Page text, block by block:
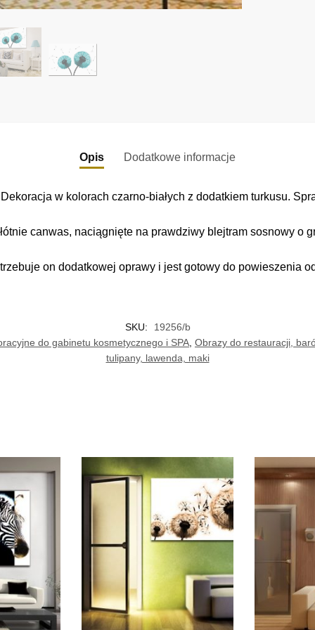
Opis Dodatkowe informacje
w kolorach czarno-białych z dodatkiem turkusu.
canwas, naciągnięte na prawdziwy blejtram sosnowy o
on dodatkowej oprawy i jest gotowy do powieszenia
SKU:
19256/b
do gabinetu kosmetycznego i SPA Obrazy do restauracji,
tulipany, lawenda, maki